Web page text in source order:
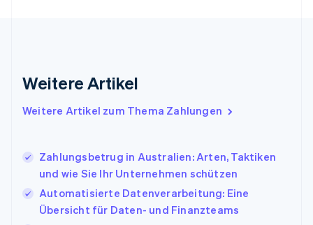
Weitere Artikel
Weitere Artikel zum Thema Zahlungen
Zahlungsbetrug in Australien: Arten, Taktiken
und wie Sie Ihr Unternehmen schützen
Automatisierte Datenverarbeitung: Eine
Übersicht für Daten- und Finanzteams
English
Italien
Italiano English
English Français
Kroatien
EnglishItaliano
Lettland